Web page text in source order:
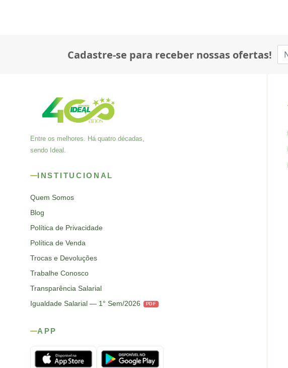
Cadastre-se para receber nossas ofertas!
Entre os melhores. Há quatro décadas,
sendo Ideal.
INSTITUCIONAL
Quem Somos
Blog
Política de Privacidade
Política de Venda
Trocas e Devoluções
Trabalhe Conosco
Transparência Salarial
Igualdade Salarial — 1° Sem/2026
PDF
APP